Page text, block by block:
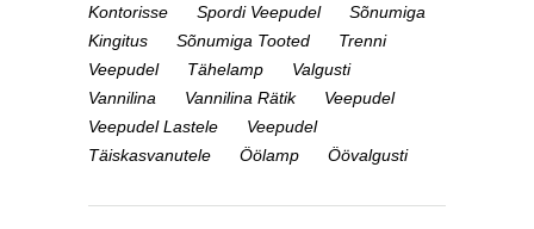
Kontorisse
Spordi Veepudel
Sõnumiga
Kingitus
Sõnumiga Tooted
Trenni
Veepudel
Tähelamp
Valgusti
Vannilina
Vannilina Rätik
Veepudel
Veepudel Lastele
Veepudel
Täiskasvanutele
Öölamp Öövalgusti